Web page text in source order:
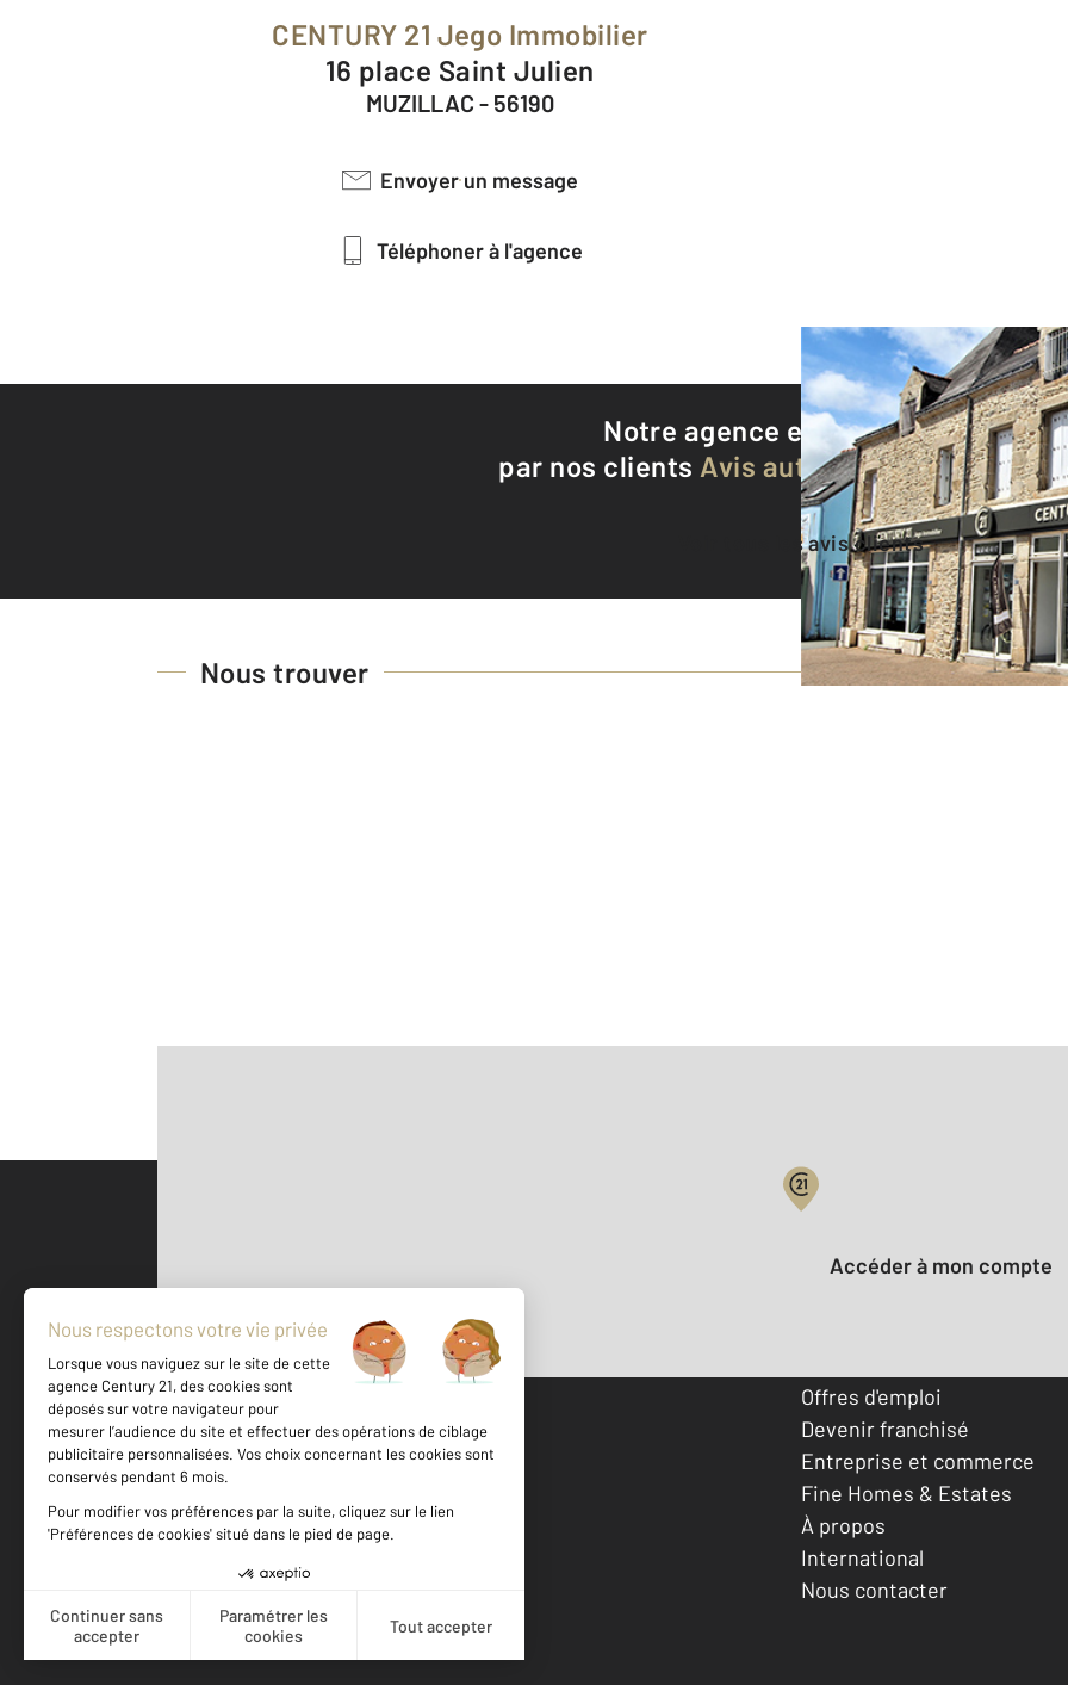
CENTURY 21 Jego Immobilier
16 place Saint Julien
MUZILLAC - 56190
Envoyer un message
Téléphoner à l'agence
Notre agence est notée9,5/10
par nos clients Avis authentifiés par
Voir tous les avis clients
Nous trouver
500 m ©Mappy
Votre compte :
Accéder à mon compte
Votre agence est notée
Achat
Location
Offres d'emploi
Devenir franchisé
Entreprise et commerce
Fine Homes & Estates
À propos
International
Nous contacter